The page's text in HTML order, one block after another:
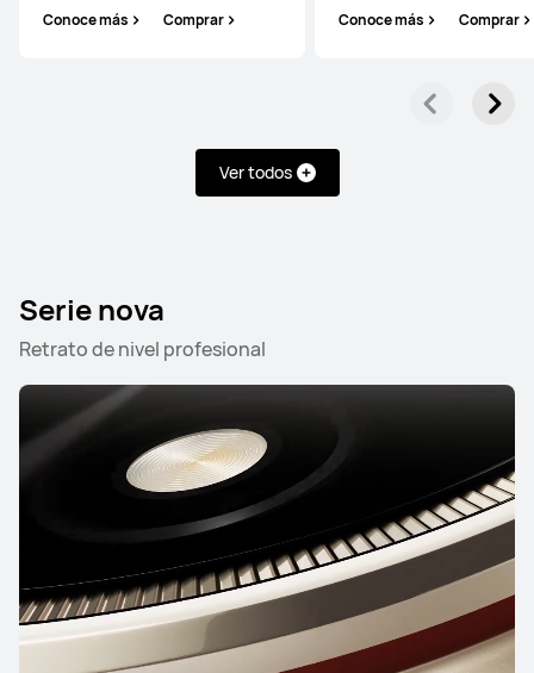
Conoce más Comprar Conoce más Comprar
Ver todos
Serie nova
Retrato de nivel profesional
Serie Pura Serie nova
Conoce más
HUAWEI Mate X7
Desde $ 8.999.900
$ 10.999.900